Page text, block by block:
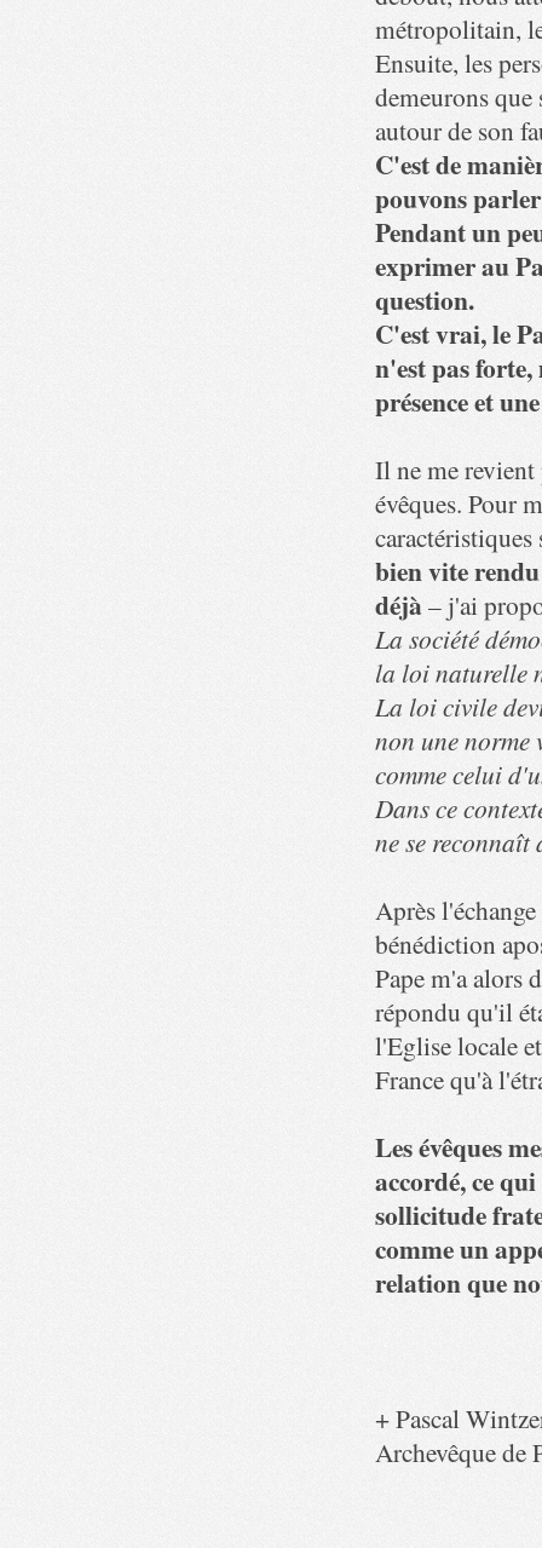
métropolitain,
Ensuite, les
demeurons que
autour de son
C'est de
pouvons parler
Pendant un
exprimer au
question.
C'est vrai, le
n'est pas forte,
présence et
Il ne me revient
évêques. Pour
bien vite
déjà– j'ai
La société
la loi naturelle
La loi civile
non une norme
comme celui
Dans ce
ne se reconnaît
Après
bénédiction
Pape m'a alors
répondu qu'il
l'Eglise locale
France qu'à
Les évêques
accordé, ce
sollicitude
comme un
relation que
+ Pascal
Archevêque de